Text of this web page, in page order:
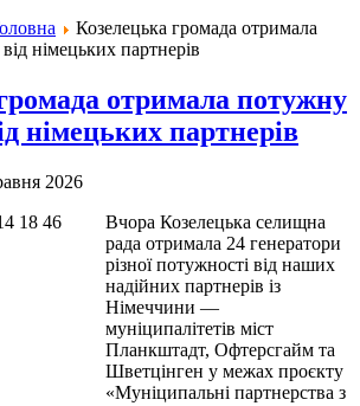
Козелецька громада отримала
німецьких партнерів
отримала потужну
німецьких партнерів
2026
Вчора Козелецька селищна
рада отримала 24 генератори
різної потужності від наших
надійних партнерів із
Німеччини —
муніципалітетів міст
Планкштадт, Офтерсгайм та
Шветцінген у межах проєкту
«Муніципальні партнерства з